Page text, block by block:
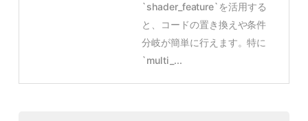
`shader_feature`を活用する
と、コードの置き換えや条件
分岐が簡単に行えます。特に
`multi_...